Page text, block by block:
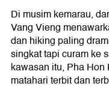
Di musim kemarau,
Vang Vieng
dan hiking paling
singkat tapi curam ke
kawasan itu, Pha
matahari terbit dan